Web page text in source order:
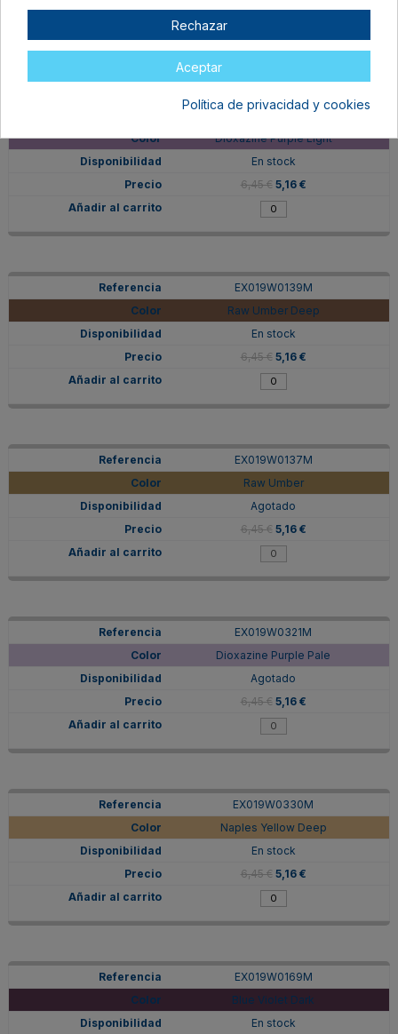
6,45 € 5,16 €
EX019W0214M
Dioxazine Purple Light
En stock
6,45 € 5,16 €
EX019W0139M
Raw Umber Deep
En stock
6,45 € 5,16 €
EX019W0137M
Raw Umber
Agotado
6,45 € 5,16 €
EX019W0321M
Dioxazine Purple Pale
Agotado
6,45 € 5,16 €
EX019W0330M
Naples Yellow Deep
En stock
6,45 € 5,16 €
EX019W0169M
Blue Violet Dark
En stock
Rechazar
Aceptar
Política de privacidad y cookies